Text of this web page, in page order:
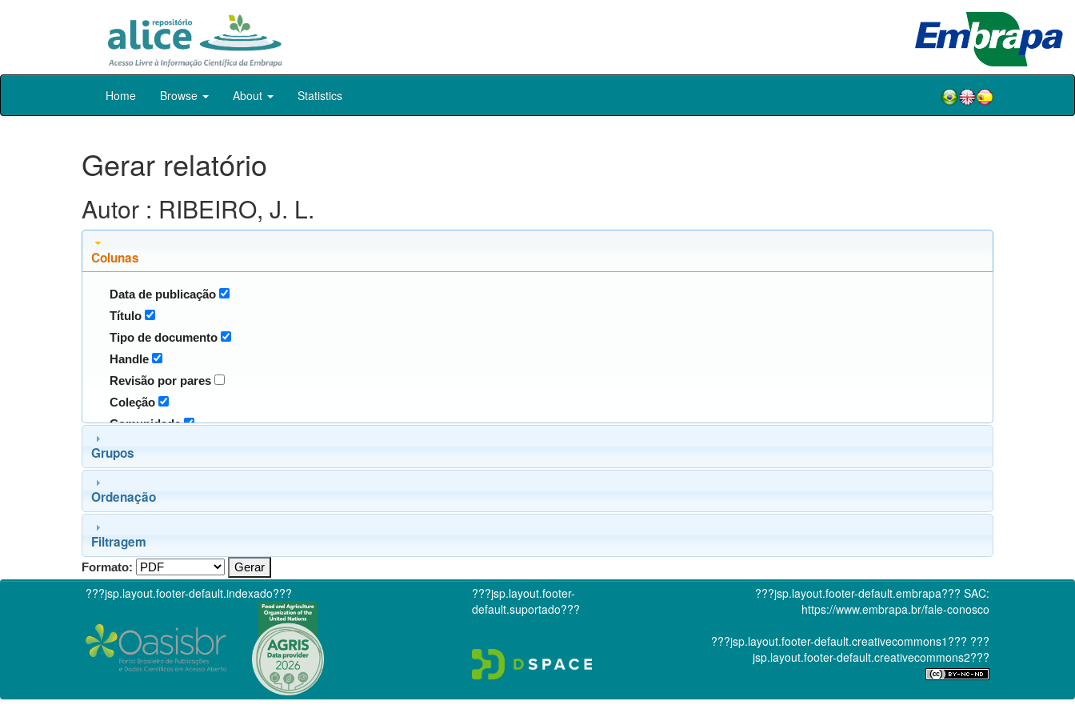
Skip
Home Browse About Statistics
Gerar relatório
Autor : RIBEIRO, J. L.
Colunas
Data de publicação
Título
Tipo de documento
Handle
Revisão por pares
Coleção
Comunidade
Grupos
Ordenação
Filtragem
Formato:
???jsp.layout.footer-default.indexado???
???jsp.layout.footer-
default.suportado???
???jsp.layout.footer-default.embrapa??? SAC:
https://www.embrapa.br/fale-conosco
???jsp.layout.footer-default.creativecommons1??? ???
jsp.layout.footer-default.creativecommons2???